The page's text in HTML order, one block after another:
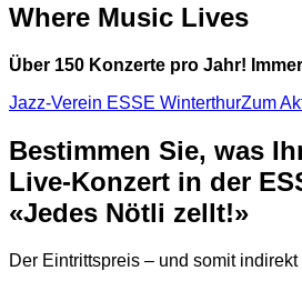
Where Music Lives
Über 150 Konzerte pro Jahr!
Jazz-Verein ESSE WinterthurZum
Bestimmen Sie, was
Live-Konzert in der
«Jedes Nötli zellt!»
Der Eintrittspreis – und somit